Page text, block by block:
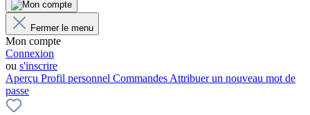
Fermer le menu
Mon compte
Connexion
ou s'inscrire
Aperçu Profil personnel Commandes Attribuer un nouveau mot de
passe